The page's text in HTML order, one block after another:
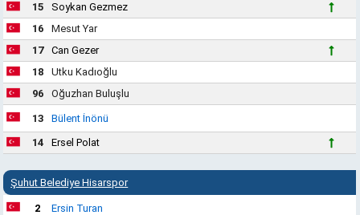
15
Soykan Gezmez
16
Mesut Yar
17
Can Gezer
18
Utku Kadıoğlu
96
Oğuzhan Buluşlu
13
Bülent İnönü
14
Ersel Polat
Şuhut Belediye Hisarspor
2
Ersin Turan